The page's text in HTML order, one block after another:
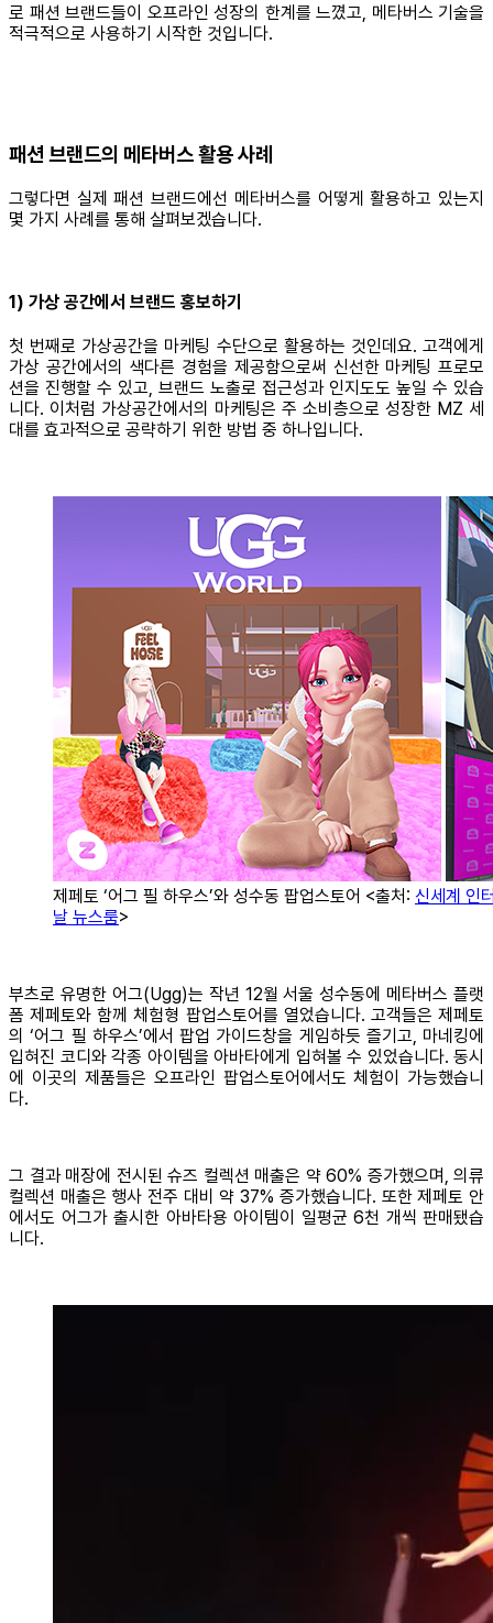
로 패션 브랜드들이 오프라인 성장의 한계를 느꼈고, 메타버스 기술을
적극적으로 사용하기 시작한 것입니다.
패션 브랜드의 메타버스 활용 사례
그렇다면 실제 패션 브랜드에선 메타버스를 어떻게 활용하고 있는지
몇 가지 사례를 통해 살펴보겠습니다.
1) 가상 공간에서 브랜드 홍보하기
첫 번째로 가상공간을 마케팅 수단으로 활용하는 것인데요. 고객에게
가상 공간에서의 색다른 경험을 제공함으로써 신선한 마케팅 프로모
션을 진행할 수 있고, 브랜드 노출로 접근성과 인지도도 높일 수 있습
니다. 이처럼 가상공간에서의 마케팅은 주 소비층으로 성장한 MZ 세
대를 효과적으로 공략하기 위한 방법 중 하나입니다.
제페토 ‘어그 필 하우스’와 성수동 팝업스토어 <출처: 신세계 인
날 뉴스룸>
부츠로 유명한 어그(Ugg)는 작년 12월 서울 성수동에 메타버스 플랫
폼 제페토와 함께 체험형 팝업스토어를 열었습니다. 고객들은 제페토
의 ‘어그 필 하우스’에서 팝업 가이드창을 게임하듯 즐기고, 마네킹에
입혀진 코디와 각종 아이템을 아바타에게 입혀볼 수 있었습니다. 동시
에 이곳의 제품들은 오프라인 팝업스토어에서도 체험이 가능했습니
다.
그 결과 매장에 전시된 슈즈 컬렉션 매출은 약 60% 증가했으며, 의류
컬렉션 매출은 행사 전주 대비 약 37% 증가했습니다. 또한 제페토 안
에서도 어그가 출시한 아바타용 아이템이 일평균 6천 개씩 판매됐습
니다.